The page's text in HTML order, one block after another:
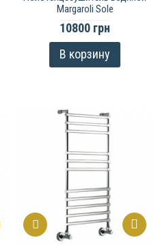
Margaroli Sole
10800 грн
В корзину